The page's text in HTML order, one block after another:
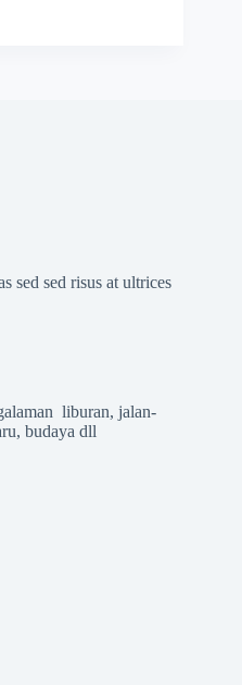
sed sed risus at ultrices
liburan, jalan-
budaya dll